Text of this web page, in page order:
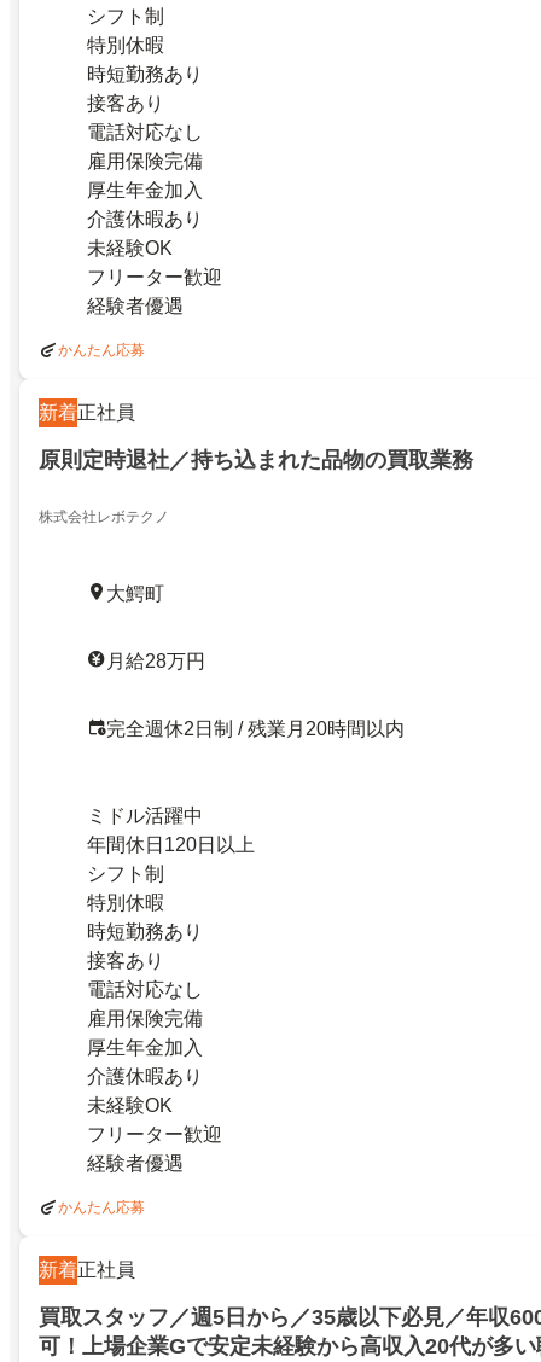
シフト制
特別休暇
時短勤務あり
接客あり
電話対応なし
雇用保険完備
厚生年金加入
介護休暇あり
未経験OK
フリーター歓迎
経験者優遇
かんたん応募
新着正社員
原則定時退社／持ち込まれた品物の買取業務
株式会社レボテクノ
大鰐町
月給28万円
完全週休2日制 / 残業月20時間以内
ミドル活躍中
年間休日120日以上
シフト制
特別休暇
時短勤務あり
接客あり
電話対応なし
雇用保険完備
厚生年金加入
介護休暇あり
未経験OK
フリーター歓迎
経験者優遇
かんたん応募
新着正社員
買取スタッフ／週5日から／35歳以下必見／年収
可！上場企業Gで安定未経験から高収入20代が多